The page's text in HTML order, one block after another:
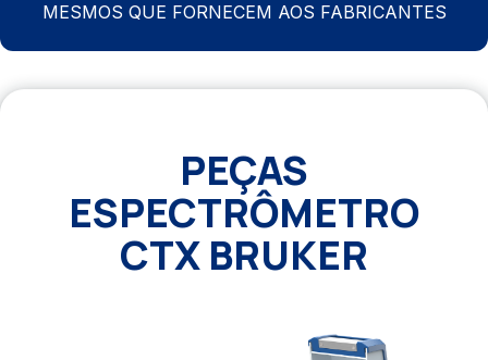
MESMOS QUE FORNECEM AOS FABRICANTES
PEÇAS
ESPECTRÔMETRO
CTX BRUKER